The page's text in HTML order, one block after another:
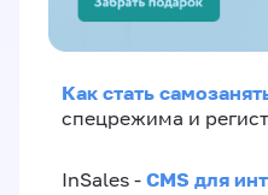
Как стать
спецрежима и
InSales - CMS для